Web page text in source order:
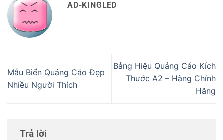
AD-KINGLED
Mẫu Biển Quảng Cáo Đẹp
Nhiều Người Thích
Bảng Hiệu Quảng Cáo Kích
Thước A2 – Hàng Chính
Hãng
Trả lời